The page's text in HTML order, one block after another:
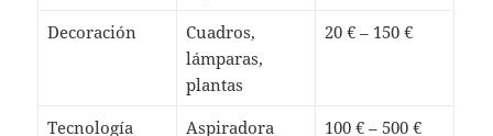
Decoración
Cuadros,
lámparas,
plantas
20 € – 150 €
Tecnología
Aspiradora
100 € – 500 €